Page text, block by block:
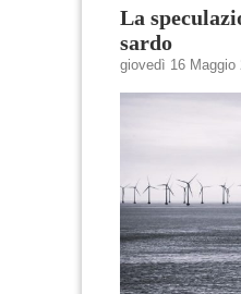
La
sardo
giovedì 16 Maggio